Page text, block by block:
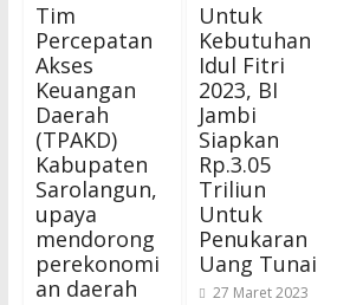
Tim
Percepatan
Akses
Keuangan
Daerah
(TPAKD)
Kabupaten
Sarolangun,
upaya
mendorong
perekonomi
an daerah
Untuk
Kebutuhan
Idul Fitri
2023, BI
Jambi
Siapkan
Rp.3.05
Triliun
Untuk
Penukaran
Uang Tunai
27 Maret 2023